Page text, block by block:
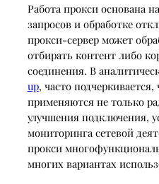
Работа прокси основана
запросов и обработке
прокси-сервер может
отбирать контент либо
соединения. В
up, часто
применяются не только
улучшения подключения,
мониторинга сетевой
прокси
многих вариантах